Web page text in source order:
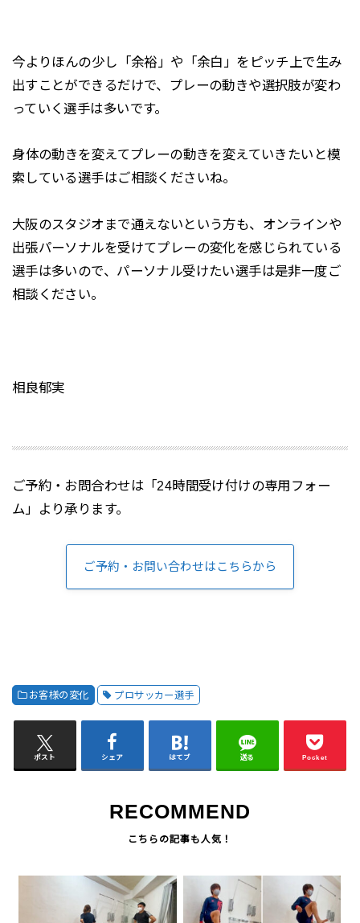
⁡今よりほんの少し「余裕」や「余白」をピッチ上で生み
出すことができるだけで、プレーの動きや選択肢が変わ
っていく選手は多いです。
⁡身体の動きを変えてプレーの動きを変えていきたいと模
索している選手はご相談くださいね。
大阪のスタジオまで通えないという方も、オンラインや
出張パーソナルを受けてプレーの変化を感じられている
選手は多いので、パーソナル受けたい選手は是非一度ご
相談ください。
相良郁実
ご予約・お問合わせは「24時間受け付けの専用フォー
ム」より承ります。
ご予約・お問い合わせはこちらから
お客様の変化 プロサッカー選手
ポスト シェア はてブ 送る Pocket
RECOMMEND